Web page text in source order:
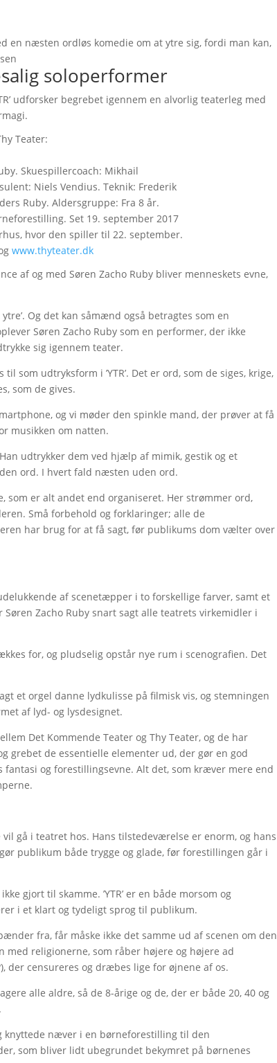
en næsten ordløs komedie om at ytre sig, fordi man kan,
soloperformer
udforsker begrebet igennem en alvorlig teaterleg med
Teater:
Skuespillercoach: Mikhail
Niels Vendius. Teknik: Frederik
Ruby. Aldersgruppe: Fra 8 år.
Set 19. september 2017
hvor den spiller til 22. september.
www.thyteater.dk
af og med Søren Zacho Ruby bliver menneskets evne,
ytre’. Og det kan såmænd også betragtes som en
Søren Zacho Ruby som en performer, der ikke
sig igennem teater.
som udtryksform i ’YTR’. Det er ord, som de siges, krige,
som de gives.
og vi møder den spinkle mand, der prøver at få
musikken om natten.
udtrykker dem ved hjælp af mimik, gestik og et
ord. I hvert fald næsten uden ord.
som er alt andet end organiseret. Her strømmer ord,
Små forbehold og forklaringer; alle de
har brug for at få sagt, før publikums dom vælter over
af scenetæpper i to forskellige farver, samt et
Zacho Ruby snart sagt alle teatrets virkemidler i
for, og pludselig opstår nye rum i scenografien. Det
et orgel danne lydkulisse på filmisk vis, og stemningen
af lyd- og lysdesignet.
Det Kommende Teater og Thy Teater, og de har
grebet de essentielle elementer ud, der gør en god
og forestillingsevne. Alt det, som kræver mere end
gå i teatret hos. Hans tilstedeværelse er enorm, og hans
publikum både trygge og glade, før forestillingen går i
gjort til skamme. ’YTR’ er en både morsom og
i et klart og tydeligt sprog til publikum.
fra, får måske ikke det samme ud af scenen om den
med religionerne, som råber højere og højere ad
der censureres og dræbes lige for øjnene af os.
alle aldre, så de 8-årige og de, der er både 20, 40 og
knyttede næver i en børneforestilling til den
som bliver lidt ubegrundet bekymret på børnenes